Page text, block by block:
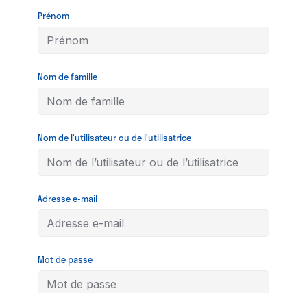
Prénom
Nom de famille
Nom de l’utilisateur ou de l’utilisatrice
Adresse e-mail
Mot de passe